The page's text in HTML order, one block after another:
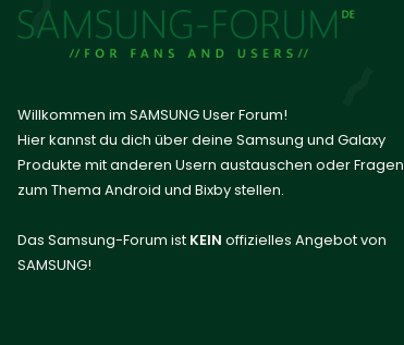
Willkommen im SAMSUNG User Forum!
Hier kannst du dich über deine Samsung und Galaxy
Produkte mit anderen Usern austauschen oder Fragen
zum Thema Android und Bixby stellen.
Das Samsung-Forum ist KEIN offizielles Angebot von
SAMSUNG!